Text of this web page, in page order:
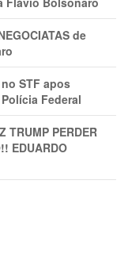
de
STF apos
Federal
TRUMP PERDER
EDUARDO